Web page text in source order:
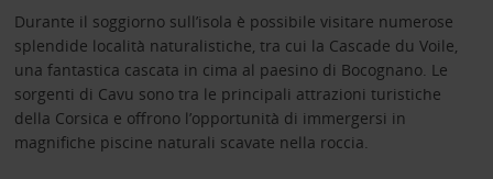
Durante il soggiorno sull’isola è possibile visitare numerose
splendide località naturalistiche, tra cui la Cascade du Voile,
una fantastica cascata in cima al paesino di Bocognano. Le
sorgenti di Cavu sono tra le principali attrazioni turistiche
della Corsica e offrono l’opportunità di immergersi in
magnifiche piscine naturali scavate nella roccia.